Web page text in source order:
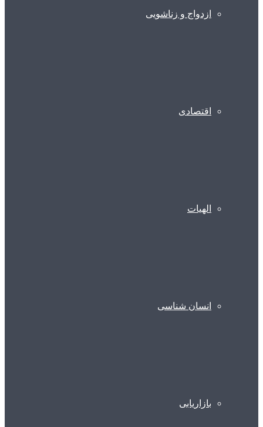
ازدواج و زناشویی
اقتصادی
الهیات
انسان شناسی
بازاریابی